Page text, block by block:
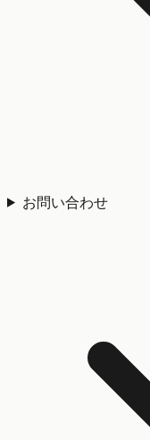
お問い合わせ